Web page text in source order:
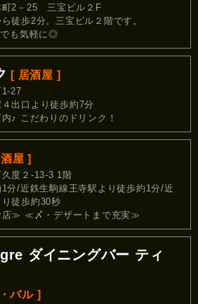
町2－25 三宝ビル２F
徒歩2分。三宝ビル２階です。
も気軽に◎
[ 居酒屋 ]
27
出口より徒歩約7分
♪ こだわりのドリンク！
屋 ]
度２-13-3 1階
分/近鉄生駒線王寺駅より徒歩約1分/近
徒歩約30秒
店≫ ≪〆・デザートまで充実≫
ダイニングバー ティ
バル ]